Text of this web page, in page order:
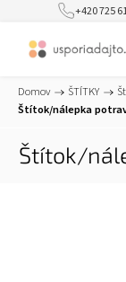
+420 725
Domov / ŠTÍTKY /
Štítok/nálepka
Štítok/